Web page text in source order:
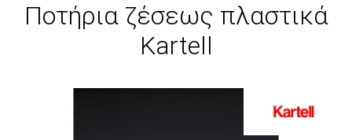
Ποτήρια ζέσεως πλαστικά
Kartell